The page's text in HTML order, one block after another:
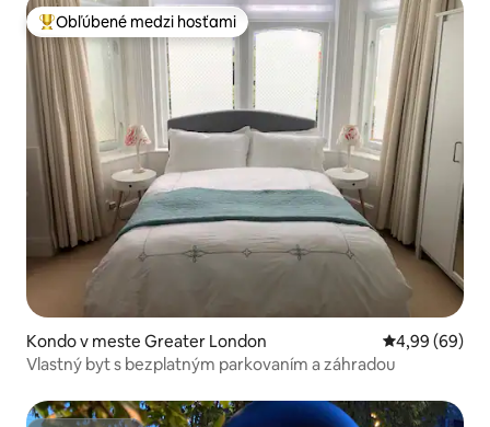
Najobľúbenejšie medzi hosťami
Obľúbené medzi hosťami
Kondo v meste Greater London Priemerné
4,99 (69)
Vlastný byt s bezplatným parkovaním a záhradou